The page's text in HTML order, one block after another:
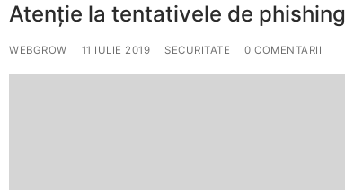
Atenție la tentativele de phishing
WEBGROW 11 IULIE 2019 SECURITATE 0 COMENTARII